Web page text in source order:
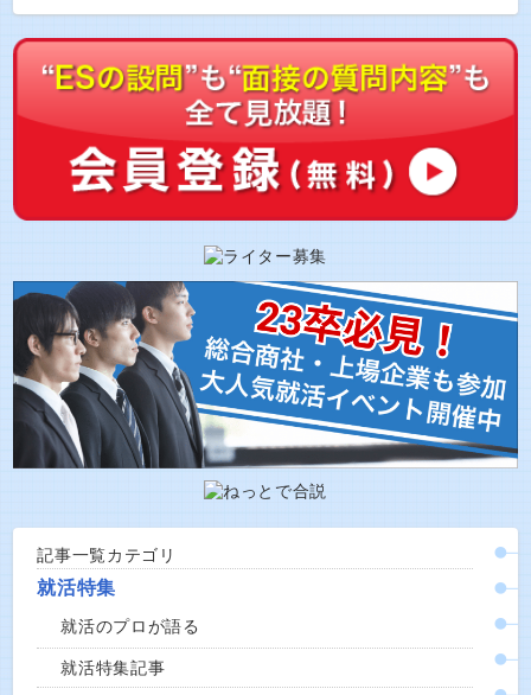
記事一覧カテゴリ
就活特集
就活のプロが語る
就活特集記事